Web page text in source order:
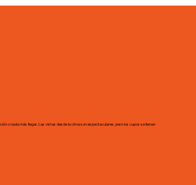
o nada más llegar. Las vistas desde la cima son espectaculares, pero los cupos se llenan